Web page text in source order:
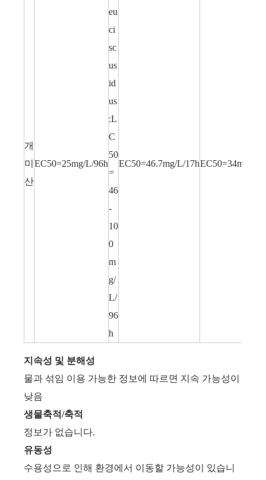
개
미
산
EC50=25mg/L/96h
eu
ci
sc
us
id
us
:L
C
50
=
46
-
10
0
m
g/
L/
96
h
EC50=46.7mg/L/17hEC50=34mg/L/
지속성 및 분해성
물과 섞임 ​​이용 가능한 정보에 따르면 지속 가능성이
낮음
생물축적/축적
정보가 없습니다.
유동성
수용성으로 인해 환경에서 이동할 가능성이 있습니